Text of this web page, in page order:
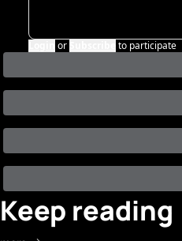
or to participate
Keep reading